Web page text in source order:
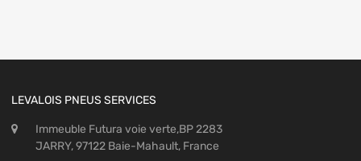
LEVALOIS PNEUS SERVICES
Immeuble Futura voie verte,BP 2283
JARRY, 97122 Baie-Mahault, France